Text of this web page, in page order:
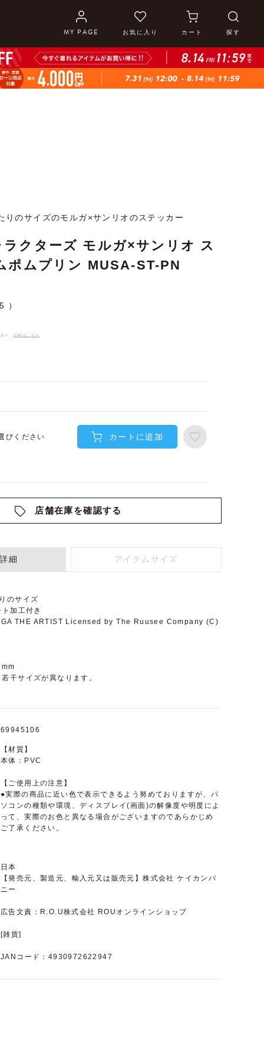
MY PAGE お気に入り カート 探す
りのサイズのモルガ×サンリオのステッカー
クターズ モルガ×サンリオ ス
ポムプリン MUSA-ST-PN
り、 詳細はこちら
びください カートに追加
店舗在庫を確認する
細 アイテムサイズ
のサイズ
加工付き
THE ARTIST Licensed by The Ruusee Company (C)
干サイズが異なります。
69945106
【材質】
本体：PVC
【ご使用上の注意】
●実際の商品に近い色で表示できるよう努めておりますが、パ
ソコンの種類や環境、ディスプレイ(画面)の解像度や明度によ
って、実際のお色と異なる場合がございますのであらかじめ
ご了承ください。
日本
【発売元、製造元、輸入元又は販売元】株式会社 ケイカンパ
ニー
広告文責：R.O.U株式会社 ROUオンラインショップ
[雑貨]
JANコード：4930972622947